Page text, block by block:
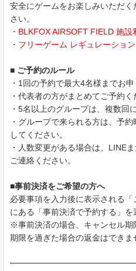
安全にゲームをお楽しみいただ
さい。
・BLKFOX AIRSOFT FIELD 施設
・フリーゲーム レギュレーショ
■ ご予約のルール
・1回の予約で最大4名様までお申
・代表者の方がまとめてご予約く
・5名以上のグループは、複数回
・グループで来られる方は、予
してください。
・人数変更がある場合は、LINE
ご連絡ください。
■事前決済をご希望の方へ
必要事項を入力後に表示される
にある「事前決済で予約する」を
※事前決済の場合、キャンセル期
期限を過ぎた場合の返金はできま